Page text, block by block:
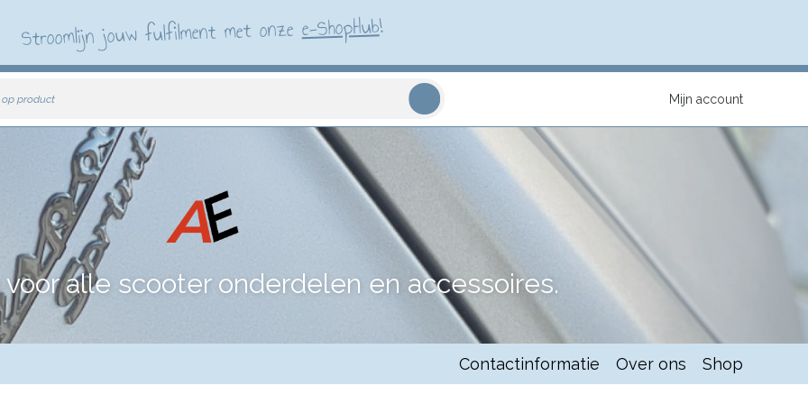
Stroomlijn jouw fulfilment met onzee-ShopHub!
op product Mijn account
alle scooter onderdelen en accessoires.
Contactinformatie Over ons Shop